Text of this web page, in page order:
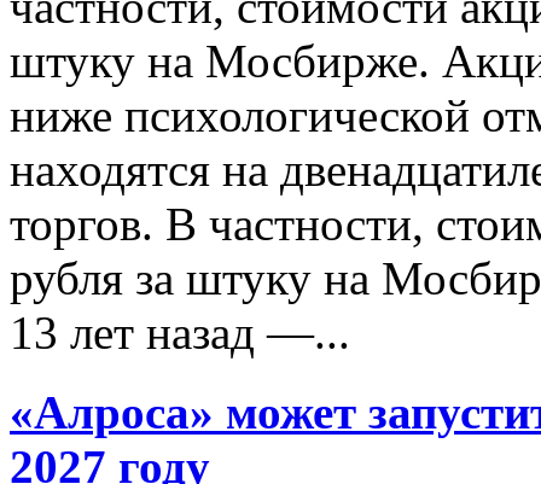
штуку на Мосбирже.
ниже психологической
находятся на
торгов. В частности,
рубля за штуку на
13 лет назад —...
«Алроса» может
2027 году